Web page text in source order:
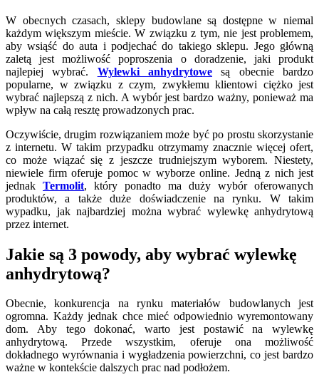
W obecnych czasach, sklepy budowlane są dostępne w niemal
każdym większym mieście. W związku z tym, nie jest problemem,
aby wsiąść do auta i podjechać do takiego sklepu. Jego główną
zaletą jest możliwość poproszenia o doradzenie, jaki produkt
najlepiej wybrać. Wylewki anhydrytowe są obecnie bardzo
popularne, w związku z czym, zwykłemu klientowi ciężko jest
wybrać najlepszą z nich. A wybór jest bardzo ważny, ponieważ ma
wpływ na całą resztę prowadzonych prac.
Oczywiście, drugim rozwiązaniem może być po prostu skorzystanie
z internetu. W takim przypadku otrzymamy znacznie więcej ofert,
co może wiązać się z jeszcze trudniejszym wyborem. Niestety,
niewiele firm oferuje pomoc w wyborze online. Jedną z nich jest
jednak Termolit, który ponadto ma duży wybór oferowanych
produktów, a także duże doświadczenie na rynku. W takim
wypadku, jak najbardziej można wybrać wylewkę anhydrytową
przez internet.
Jakie są 3 powody, aby wybrać wylewkę
anhydrytową?
Obecnie, konkurencja na rynku materiałów budowlanych jest
ogromna. Każdy jednak chce mieć odpowiednio wyremontowany
dom. Aby tego dokonać, warto jest postawić na wylewkę
anhydrytową. Przede wszystkim, oferuje ona możliwość
dokładnego wyrównania i wygładzenia powierzchni, co jest bardzo
ważne w kontekście dalszych prac nad podłożem.